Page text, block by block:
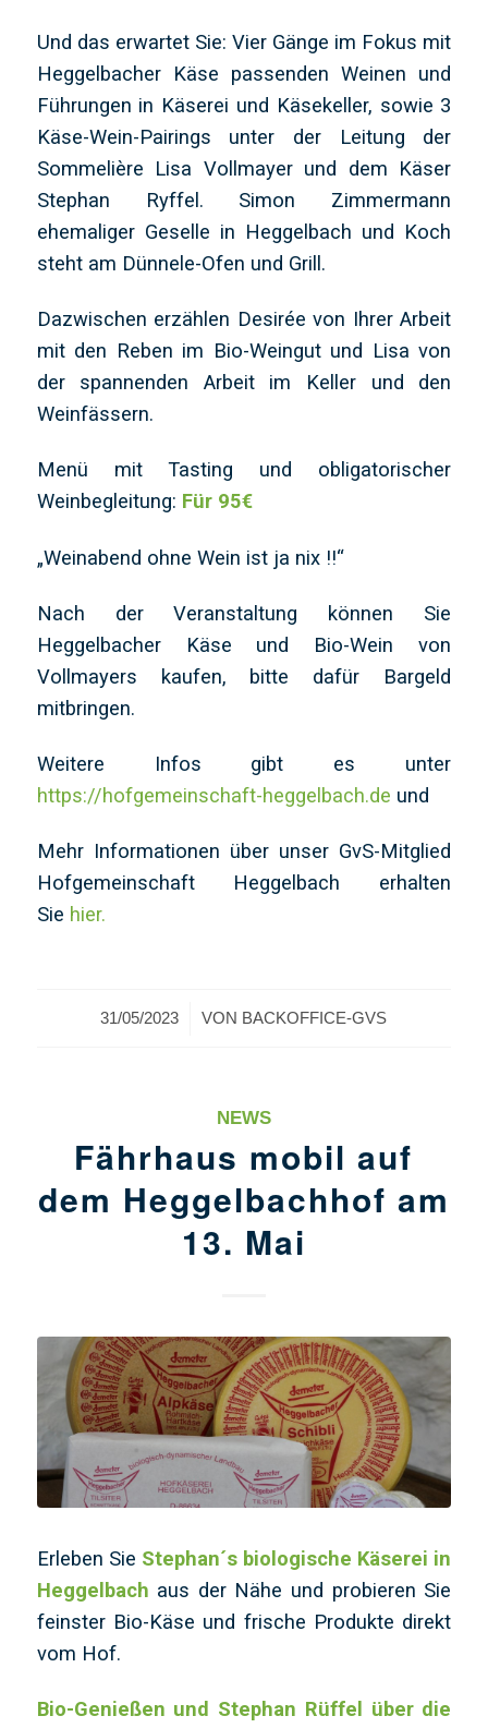
Und das erwartet Sie: Vier Gänge im Fokus mit
Heggelbacher Käse passenden Weinen und
Führungen in Käserei und Käsekeller, sowie 3
Käse-Wein-Pairings unter der Leitung der
Sommelière Lisa Vollmayer und dem Käser
Stephan Ryffel. Simon Zimmermann
ehemaliger Geselle in Heggelbach und Koch
steht am Dünnele-Ofen und Grill.
Dazwischen erzählen Desirée von Ihrer Arbeit
mit den Reben im Bio-Weingut und Lisa von
der spannenden Arbeit im Keller und den
Weinfässern.
Menü mit Tasting und obligatorischer
Weinbegleitung: Für 95€
„Weinabend ohne Wein ist ja nix !!“
Nach der Veranstaltung können Sie
Heggelbacher Käse und Bio-Wein von
Vollmayers kaufen, bitte dafür Bargeld
mitbringen.
Weitere Infos gibt es unter
https://hofgemeinschaft-heggelbach.de und
Mehr Informationen über unser GvS-Mitglied
Hofgemeinschaft Heggelbach erhalten
Sie hier.
31/05/2023
/ VON BACKOFFICE-GVS
NEWS
Fährhaus mobil auf
dem Heggelbachhof am
13. Mai
Erleben Sie Stephan´s biologische Käserei in
Heggelbach aus der Nähe und probieren Sie
feinster Bio-Käse und frische Produkte direkt
vom Hof.
Bio-Genießen und Stephan Rüffel über die